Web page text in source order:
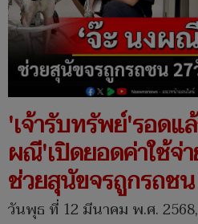
'เจ้ารับทรัพย์'รอดแ
ผณี'เปิดยอดค่าใช้จ่
ช่วยสุนัขจรถูกรถชน
วันพุธ ที่ 12 มีนาคม พ.ศ.